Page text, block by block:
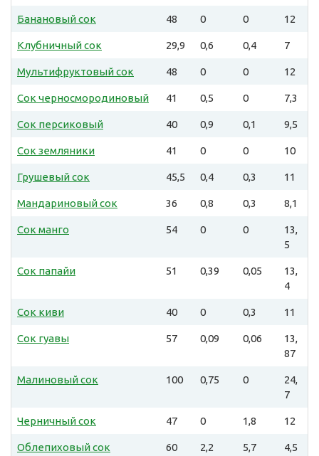
Банановый сок 48 0 0 12
Клубничный сок 29,9 0,6 0,4 7
Мультифруктовый сок 48 0 0 12
Сок черносмородиновый 41 0,5 0 7,3
Сок персиковый 40 0,9 0,1 9,5
Сок земляники 41 0 0 10
Грушевый сок 45,5 0,4 0,3 11
Мандариновый сок 36 0,8 0,3 8,1
Сок манго 54 0 0
13,
5
Сок папайи 51 0,39 0,05
13,
4
Сок киви 40 0 0,3 11
Сок гуавы 57 0,09 0,06
13,
87
Малиновый сок 100 0,75 0
24,
7
Черничный сок 47 0 1,8 12
Облепиховый сок 60 2,2 5,7 4,5